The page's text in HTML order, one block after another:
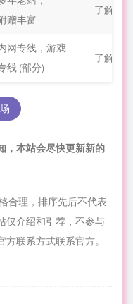
赠丰富
了解更多
网专线， 游戏
线 (部分)
了解更多
，本站会尽快更新新的
合理，排序先后不代表
仅介绍和引荐，不参与
联系方式联系官方。